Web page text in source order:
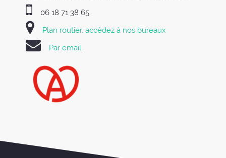
06 18 71 38 65
Plan routier, accédez à nos bureaux
Par email